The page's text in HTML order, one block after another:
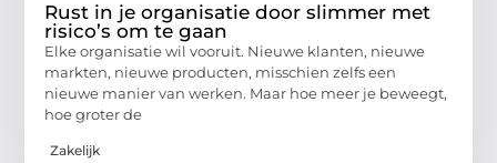
Rust in je organisatie door slimmer met
risico’s om te gaan
Elke organisatie wil vooruit. Nieuwe klanten, nieuwe
markten, nieuwe producten, misschien zelfs een
nieuwe manier van werken. Maar hoe meer je beweegt,
hoe groter de
Zakelijk